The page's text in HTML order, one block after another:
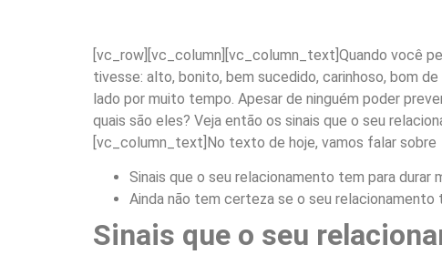
[vc_row][vc_column][vc_column_text] Quando você
tivesse: alto, bonito, bem sucedido, carinhoso, bom
lado por muito tempo. Apesar de ninguém poder
quais são eles? Veja então os sinais que o seu
[vc_column_text] No texto de hoje, vamos falar sobre
Sinais que o seu relacionamento tem para durar
Ainda não tem certeza se o seu
Sinais que o seu